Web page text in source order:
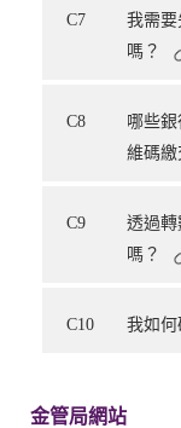
C7
我需
嗎？
C8
哪些
維碼繳
C9
透過轉
嗎？
C10 我如何
金管局網站